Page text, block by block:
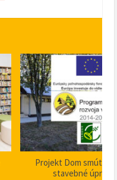
Projekt Dom smútku
stavebné úpravy